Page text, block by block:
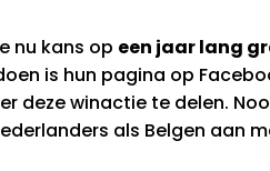
nu kans op een jaar lang
is hun pagina op
deze winactie te delen.
als Belgen aan